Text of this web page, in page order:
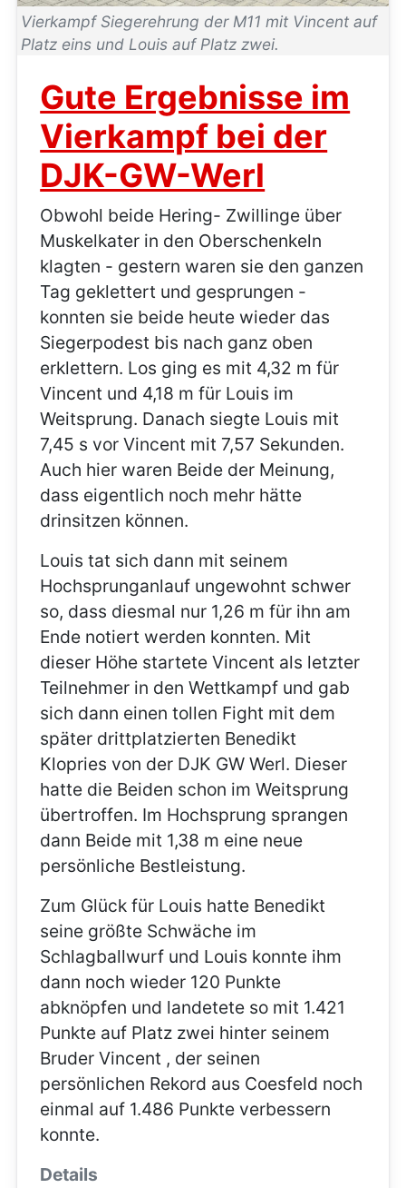
Vierkampf Siegerehrung der M11 mit Vincent auf
Platz eins und Louis auf Platz zwei.
Gute Ergebnisse im
Vierkampf bei der
DJK-GW-Werl
Obwohl beide Hering- Zwillinge über
Muskelkater in den Oberschenkeln
klagten - gestern waren sie den ganzen
Tag geklettert und gesprungen -
konnten sie beide heute wieder das
Siegerpodest bis nach ganz oben
erklettern. Los ging es mit 4,32 m für
Vincent und 4,18 m für Louis im
Weitsprung. Danach siegte Louis mit
7,45 s vor Vincent mit 7,57 Sekunden.
Auch hier waren Beide der Meinung,
dass eigentlich noch mehr hätte
drinsitzen können.
Louis tat sich dann mit seinem
Hochsprunganlauf ungewohnt schwer
so, dass diesmal nur 1,26 m für ihn am
Ende notiert werden konnten. Mit
dieser Höhe startete Vincent als letzter
Teilnehmer in den Wettkampf und gab
sich dann einen tollen Fight mit dem
später drittplatzierten Benedikt
Klopries von der DJK GW Werl. Dieser
hatte die Beiden schon im Weitsprung
übertroffen. Im Hochsprung sprangen
dann Beide mit 1,38 m eine neue
persönliche Bestleistung.
Zum Glück für Louis hatte Benedikt
seine größte Schwäche im
Schlagballwurf und Louis konnte ihm
dann noch wieder 120 Punkte
abknöpfen und landetete so mit 1.421
Punkte auf Platz zwei hinter seinem
Bruder Vincent , der seinen
persönlichen Rekord aus Coesfeld noch
einmal auf 1.486 Punkte verbessern
konnte.
Details